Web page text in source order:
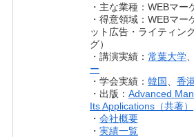
・主な業種：WEBマー
・得意領域：WEBマ
ット広告・ライティン
グ）
・講演実績：常葉大学
ー
・学会実績：韓国 、香
・出版：Advanced
Its Applications（共著）
・会社概要
・実績一覧